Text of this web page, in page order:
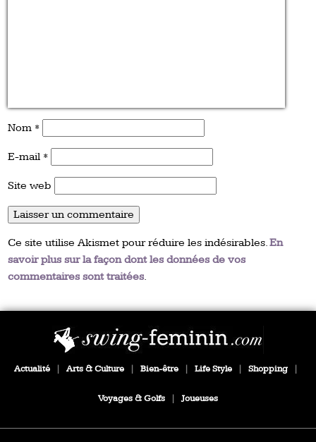
Nom *
E-mail *
Site web
Ce site utilise Akismet pour réduire les indésirables.En
savoir plus sur la façon dont les données de vos
commentaires sont traitées.
Actualité | Arts & Culture | Bien-être | Life Style | Shopping |
Voyages & Golfs | Joueuses